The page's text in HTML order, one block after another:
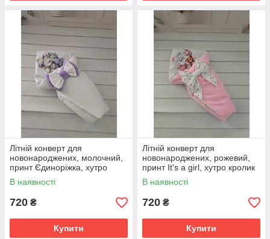
Літній конверт для
новонароджених, молочний,
принт Єдиноріжка, хутро
кролик
В наявності
720 ₴
Купити
Літній конверт для
новонароджених, рожевий,
принт It's a girl, хутро кролик
В наявності
720 ₴
Купити